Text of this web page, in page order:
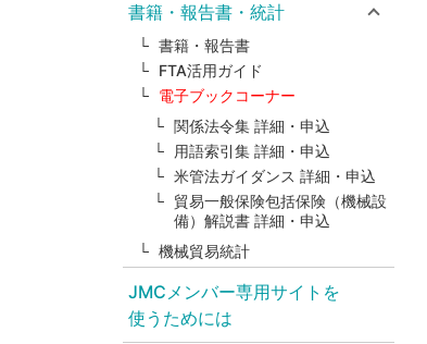
書籍・報告書・統計
書籍・報告書
FTA活用ガイド
電子ブックコーナー
関係法令集 詳細・申込
用語索引集 詳細・申込
米管法ガイダンス 詳細・申込
貿易一般保険包括保険（機械設
備）解説書 詳細・申込
機械貿易統計
JMCメンバー専用サイトを
使うためには